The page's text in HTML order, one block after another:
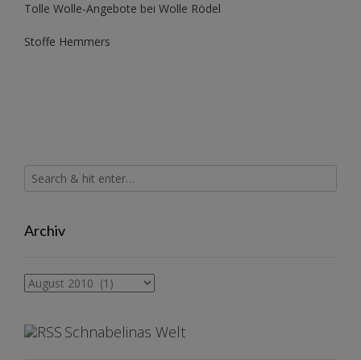
Tolle Wolle-Angebote bei Wolle Rödel
Stoffe Hemmers
Archiv
Archiv
Schnabelinas Welt